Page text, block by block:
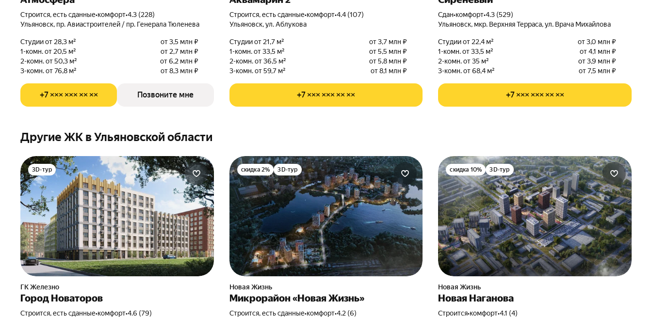
Строится, есть сданные•комфорт•4.3 (228)
Ульяновск, пр. Авиастроителей / пр. Генерала Тюленева
Студии от 28,3 м²
от 3,5 млн ₽
1-комн. от 20,5 м²
от 2,7 млн ₽
2-комн. от 50,3 м²
от 6,2 млн ₽
3-комн. от 76,8 м²
от 8,3 млн ₽
+7 ××× ××× ×× ×× Позвоните мне
Строится, есть сданные•комфорт•4.4 (107)
Ульяновск, ул. Аблукова
Студии от 21,7 м²
от 3,7 млн ₽
1-комн. от 33,5 м²
от 5,5 млн ₽
2-комн. от 36,5 м²
от 5,8 млн ₽
3-комн. от 59,7 м²
от 8,1 млн ₽
+7 ××× ××× ×× ××
Сдан•комфорт•4.3 (529)
Ульяновск, мкр. Верхняя Терраса, ул. Врача Михайлова
Студии от 22,4 м²
от 3,0 млн ₽
1-комн. от 33,5 м²
от 4,1 млн ₽
2-комн. от 35 м²
от 3,9 млн ₽
3-комн. от 68,4 м²
от 7,5 млн ₽
+7 ××× ××× ×× ××
Другие ЖК в Ульяновской области
3D-тур
ГК Железно
Город Новаторов
Строится, есть сданные•комфорт•4.6 (79)
скидка 2% 3D-тур
Новая Жизнь
Микрорайон «Новая Жизнь»
Строится, есть сданные•комфорт•4.2 (6)
скидка 10% 3D-тур
Новая Жизнь
Новая Наганова
Строится•комфорт•4.1 (4)